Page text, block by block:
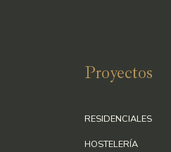
Proyectos
RESIDENCIALES
HOSTELERÍA